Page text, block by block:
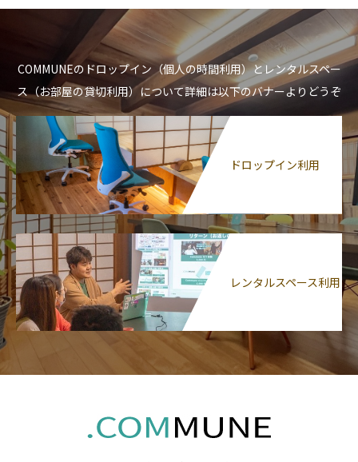
COMMUNEのドロップイン（個人の時間利用）とレンタルスペー
ス（お部屋の貸切利用）について詳細は以下のバナーよりどうぞ
ドロップイン利用
レンタルスペース利用